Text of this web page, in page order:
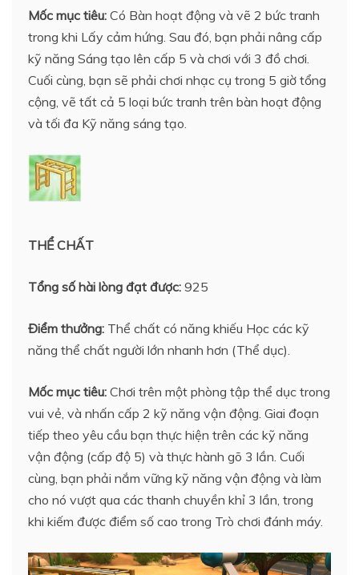
Mốc mục tiêu: Có Bàn hoạt động và vẽ 2 bức tranh
trong khi Lấy cảm hứng. Sau đó, bạn phải nâng cấp
kỹ năng Sáng tạo lên cấp 5 và chơi với 3 đồ chơi.
Cuối cùng, bạn sẽ phải chơi nhạc cụ trong 5 giờ tổng
cộng, vẽ tất cả 5 loại bức tranh trên bàn hoạt động
và tối đa Kỹ năng sáng tạo.
THỂ CHẤT
Tổng số hài lòng đạt được: 925
Điểm thưởng: Thể chất có năng khiếu Học các kỹ
năng thể chất người lớn nhanh hơn (Thể dục).
Mốc mục tiêu: Chơi trên một phòng tập thể dục trong
vui vẻ, và nhấn cấp 2 kỹ năng vận động. Giai đoạn
tiếp theo yêu cầu bạn thực hiện trên các kỹ năng
vận động (cấp độ 5) và thực hành gõ 3 lần. Cuối
cùng, bạn phải nắm vững kỹ năng vận động và làm
cho nó vượt qua các thanh chuyền khỉ 3 lần, trong
khi kiếm được điểm số cao trong Trò chơi đánh máy.